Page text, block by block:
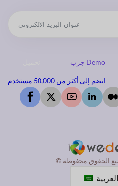
جرب Demo
انضم إلى أكثر من 50,000 مستخدم
أ
العربية